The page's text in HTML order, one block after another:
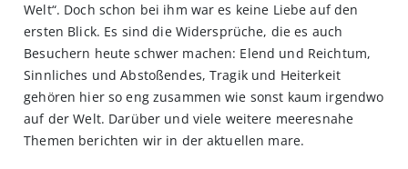
Welt“. Doch schon bei ihm war es keine Liebe auf den
ersten Blick. Es sind die Widersprüche, die es auch
Besuchern heute schwer machen: Elend und Reichtum,
Sinnliches und Abstoßendes, Tragik und Heiterkeit
gehören hier so eng zusammen wie sonst kaum irgendwo
auf der Welt. Darüber und viele weitere meeresnahe
Themen berichten wir in der aktuellen mare.